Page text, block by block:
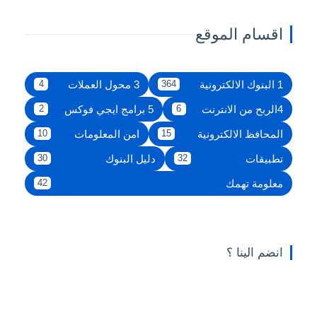
اقسام الموقع
1 البنوك الالكترونية 364 3 محول العملات 4
4الربح من الانترنت 6 5 برامج ايجي فوكس 2
المحافظ الالكترونية 15 امن المعلومات 10
تطبيقات 32 دليل البنوك 30
معلومة تهمك 42
انضم الينا ؟